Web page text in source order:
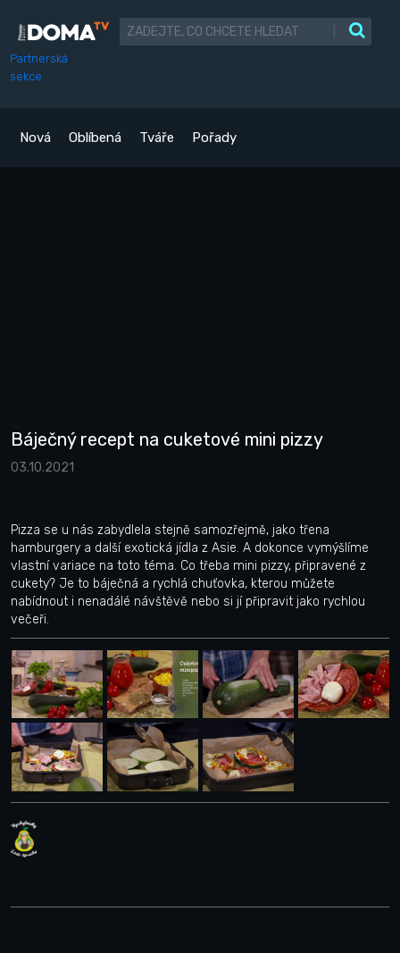
Partnerská
sekce
Nová Oblíbená Tváře Pořady
Báječný recept na cuketové mini pizzy
03.10.2021
Pizza se u nás zabydlela stejně samozřejmě, jako třena
hamburgery a další exotická jídla z Asie. A dokonce vymýšlíme
vlastní variace na toto téma. Co třeba mini pizzy, připravené z
cukety? Je to báječná a rychlá chuťovka, kterou můžete
nabídnout i nenadálé návštěvě nebo si jí připravit jako rychlou
večeři.